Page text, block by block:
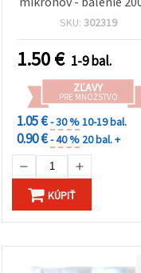
SKU: 302319
1.50€ 1-9 bal.
ZĽAVY
PRE MNOŽSTVO
1.05 €- 30 %10-19 bal.
0.90 €- 40 % 20 bal. +
KÚPIŤ